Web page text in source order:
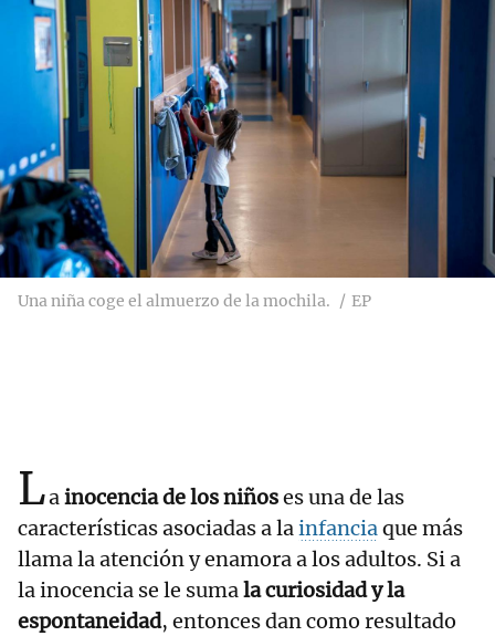
Una niña coge el almuerzo de la mochila. EP
Lainocencia de los niñoses una de las
características asociadas a lainfanciaque más
llama la atención y enamora a los adultos. Si a
la inocencia se le sumala curiosidad y la
espontaneidad, entonces dan como resultado